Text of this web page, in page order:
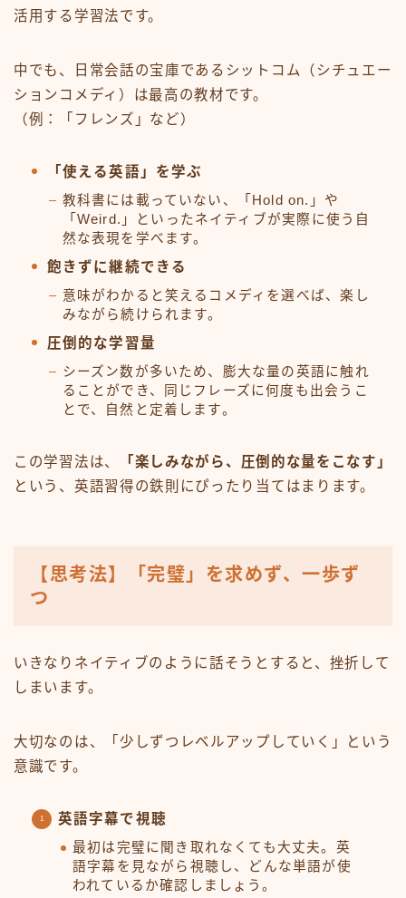
活用する学習法です。
中でも、日常会話の宝庫であるシットコム（シチュエー
ションコメディ）は最高の教材です。
（例：「フレンズ」など）
「使える英語」を学ぶ
教科書には載っていない、「Hold on.」や
「Weird.」といったネイティブが実際に使う自
然な表現を学べます。
飽きずに継続できる
意味がわかると笑えるコメディを選べば、楽し
みながら続けられます。
圧倒的な学習量
シーズン数が多いため、膨大な量の英語に触れ
ることができ、同じフレーズに何度も出会うこ
とで、自然と定着します。
この学習法は、
「楽しみながら、圧倒的な量をこなす」
という、英語習得の鉄則にぴったり当てはまります。
【思考法】「完璧」を求めず、一歩ず
つ
いきなりネイティブのように話そうとすると、挫折して
しまいます。
大切なのは、「少しずつレベルアップしていく」という
意識です。
英語字幕で視聴
最初は完璧に聞き取れなくても大丈夫。英
語字幕を見ながら視聴し、どんな単語が使
われているか確認しましょう。